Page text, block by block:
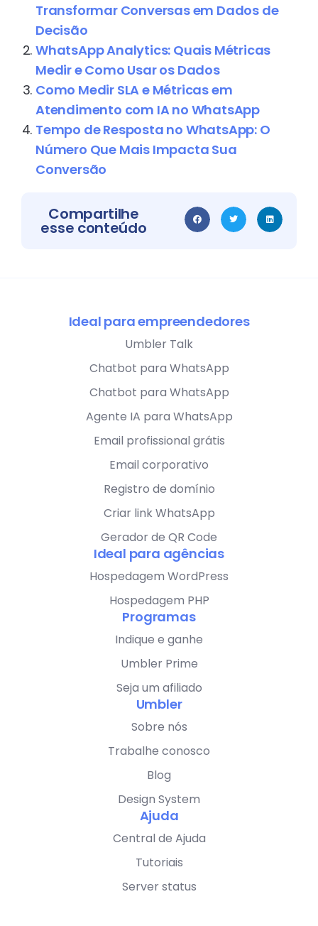
Transformar Conversas em Dados de
Decisão
WhatsApp Analytics: Quais Métricas
Medir e Como Usar os Dados
Como Medir SLA e Métricas em
Atendimento com IA no WhatsApp
Tempo de Resposta no WhatsApp: O
Número Que Mais Impacta Sua
Conversão
Compartilhe
esse conteúdo
Ideal para empreendedores
Umbler Talk
Chatbot para WhatsApp
Chatbot para WhatsApp
Agente IA para WhatsApp
Email profissional grátis
Email corporativo
Registro de domínio
Criar link WhatsApp
Gerador de QR Code
Ideal para agências
Hospedagem WordPress
Hospedagem PHP
Programas
Indique e ganhe
Umbler Prime
Seja um afiliado
Umbler
Sobre nós
Trabalhe conosco
Blog
Design System
Ajuda
Central de Ajuda
Tutoriais
Server status